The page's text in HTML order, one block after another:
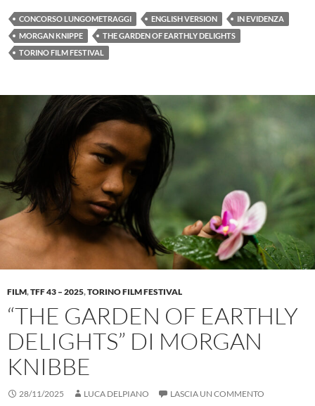
CONCORSO LUNGOMETRAGGI ENGLISH VERSION
IN EVIDENZA
MORGAN KNIPPE
THE GARDEN OF EARTHLY DELIGHTS
TORINO FILM FESTIVAL
FILM,TFF 43 – 2025,TORINO FILM FESTIVAL
“THE GARDEN OF EARTHLY
DELIGHTS” DI MORGAN
KNIBBE
28/11/2025 LUCA DELPIANO LASCIA UN COMMENTO